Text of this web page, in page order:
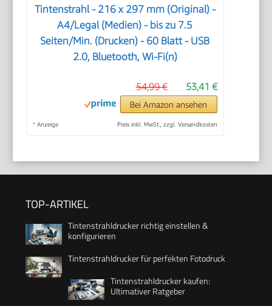
Tintenstrahl - 216 x 297 mm (Original) -
A4/Legal (Medien) - bis zu 7.5
Seiten/Min. (Drucken) - 60 Blatt - USB
2.0, Bluetooth, Wi-Fi(n)
53,41 €
54,99 €
Bei Amazon ansehen
* Anzeige Preis inkl. MwSt., zzgl. Versandkosten
TOP-ARTIKEL
Tintenstrahldrucker richtig einstellen &
konfigurieren
Tintenstrahldrucker für perfekten Fotodruck
Tintenstrahldrucker kaufen:
Ultimativer Ratgeber